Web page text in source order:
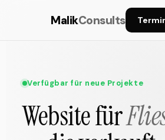
MalikConsults
Verfügbar für neue Projekte
Website für